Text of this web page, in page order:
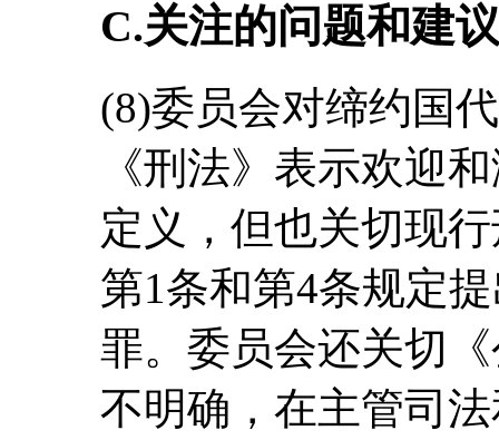
C.关注的问题和建议
(8)委员会对缔约国
《刑法》表示欢迎
定义，但也关切现
第1条和第4条规定
罪。委员会还关切
不明确，在主管司